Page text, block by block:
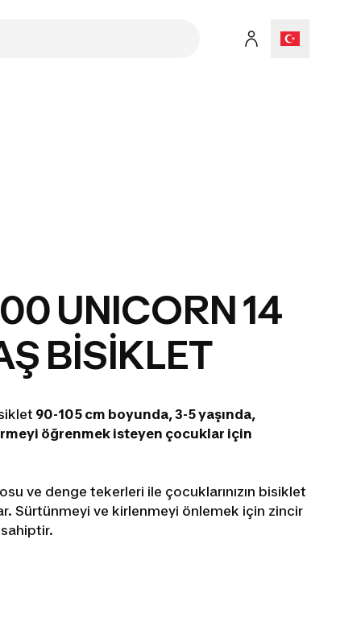
UNICORN 14
BİSİKLET
90-105 cm boyunda, 3-5 yaşında,
öğrenmek isteyen çocuklar için
ve denge tekerleri ile çocuklarınızın bisiklet
Sürtünmeyi ve kirlenmeyi önlemek için zincir